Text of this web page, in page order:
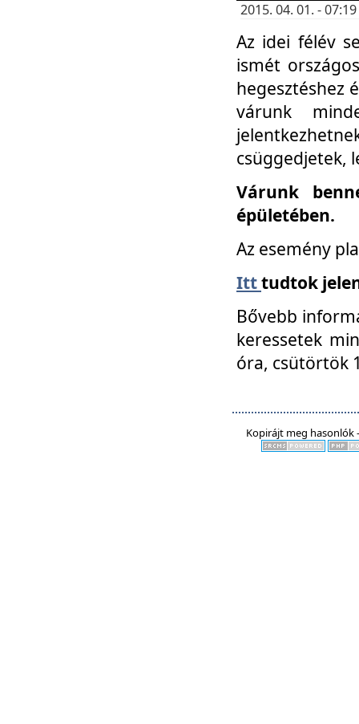
2015. 04. 01. -
Az idei félév
ismét
hegesztéshez
várunk
csüggedjetek,
Várunk
épületében.
Az esemény
Itttudtok
Bővebb
keressetek
óra, csütörtök
Kopirájt meg hasonlók